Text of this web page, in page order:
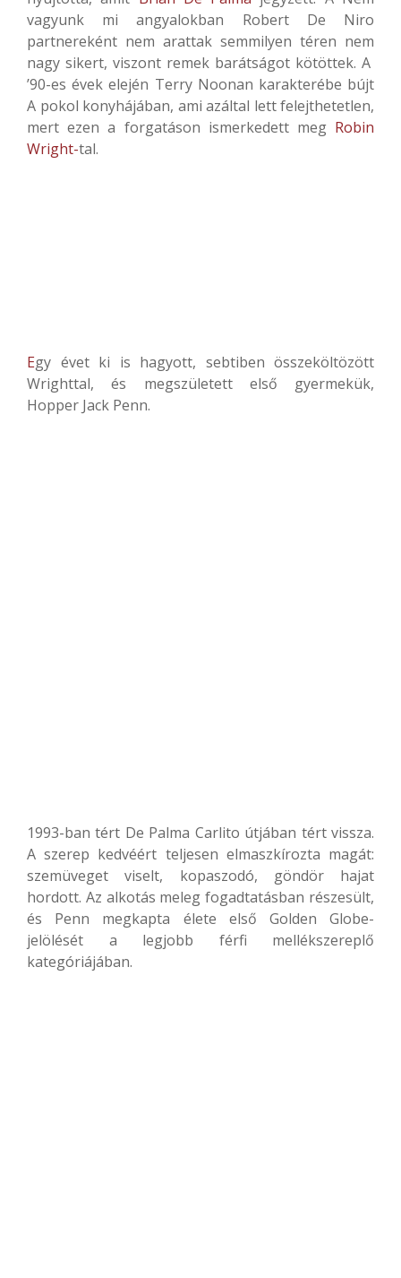
vagyunk mi angyalokban Robert De Niro
partnereként nem arattak semmilyen téren nem
nagy sikert, viszont remek barátságot kötöttek. A
’90-es évek elején Terry Noonan karakterébe bújt
A pokol konyhájában, ami azáltal lett felejthetetlen,
mert ezen a forgatáson ismerkedett meg Robin
Wright-tal.
Egy évet ki is hagyott, sebtiben összeköltözött
Wrighttal, és megszületett első gyermekük,
Hopper Jack Penn.
1993-ban tért De Palma Carlito útjában tért vissza.
A szerep kedvéért teljesen elmaszkírozta magát:
szemüveget viselt, kopaszodó, göndör hajat
hordott. Az alkotás meleg fogadtatásban részesült,
és Penn megkapta élete első Golden Globe-
jelölését a legjobb férfi mellékszereplő
kategóriájában.